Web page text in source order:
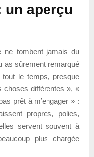
un aperçu
ne tombent jamais du
as sûrement remarqué
le temps, presque
choses différentes », «
prêt à m’engager » :
propres, polies,
servent souvent à
plus chargée